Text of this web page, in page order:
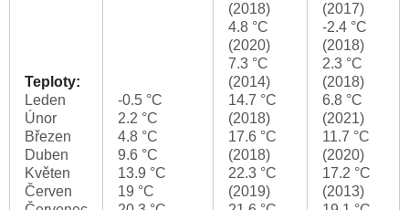
Teploty:
Leden
Únor
Březen
Duben
Květen
Červen
-0.5 °C
2.2 °C
4.8 °C
9.6 °C
13.9 °C
19 °C
(2018)
4.8 °C
(2020)
7.3 °C
(2014)
14.7 °C
(2018)
17.6 °C
(2018)
22.3 °C
(2019)
(2017)
-2.4 °C
(2018)
2.3 °C
(2018)
6.8 °C
(2021)
11.7 °C
(2020)
17.2 °C
(2013)